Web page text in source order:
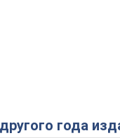
другого года